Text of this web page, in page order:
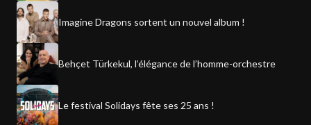
Imagine Dragons sortent un nouvel album !
Behçet Türkekul, l’élégance de l’homme-orchestre
Le festival Solidays fête ses 25 ans !